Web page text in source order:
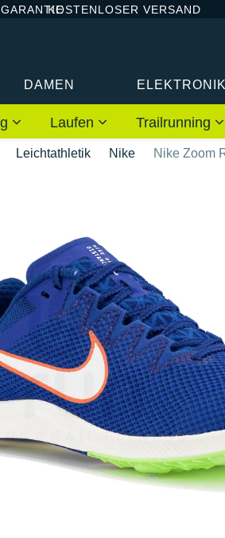
KOSTENLOSER VERSAND
DAMEN ELEKTRONIK
Laufen Trailrunning
Leichtathletik Nike Nike Zoom